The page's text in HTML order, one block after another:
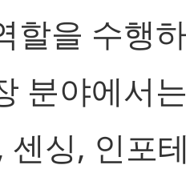
할을 수행
분야에서
센싱, 인포